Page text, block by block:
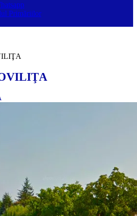
Primăriilor